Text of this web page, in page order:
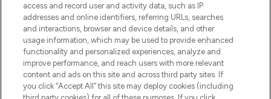
verzending vanaf €40.
Cookie-toestemming
Do Not Sell or Share My Personal
Information
HELP & INFORMATIE
access and record user and activity data, such as IP
addresses and online identifiers, referring URLs, searches
and interactions, browser and device details, and other
usage information, which may be used to provide enhanced
functionality and personalized experiences, analyze and
improve performance, and reach users with more relevant
content and ads on this site and across third party sites. If
you click “Accept All” this site may deploy cookies (including